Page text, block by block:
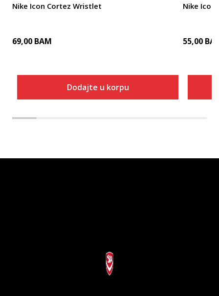
Nike Icon Cortez Wristlet
69,00 BAM
Dodajte u korpu
Nike Icon
55,00